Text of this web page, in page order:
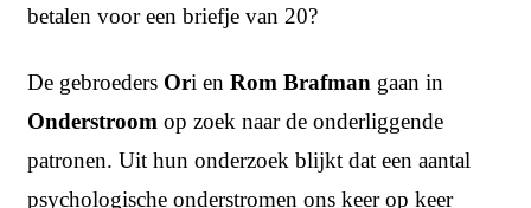
betalen voor een briefje van 20?
De gebroeders Ori en Rom Brafman gaan in
Onderstroom op zoek naar de onderliggende
patronen. Uit hun onderzoek blijkt dat een aantal
psychologische onderstromen ons keer op keer